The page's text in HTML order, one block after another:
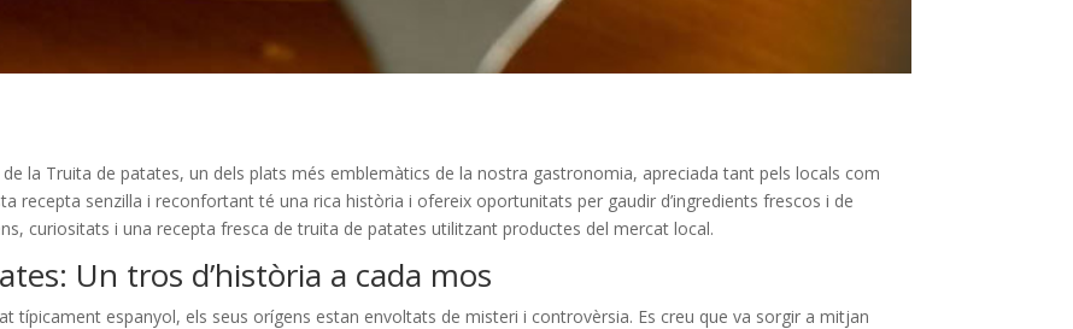
la Truita de patates, un dels plats més emblemàtics de la nostra gastronomia, apreciada tant pels locals com
recepta senzilla i reconfortant té una rica història i ofereix oportunitats per gaudir d’ingredients frescos i de
curiositats i una recepta fresca de truita de patates utilitzant productes del mercat local.
Un tros d’història a cada mos
típicament espanyol, els seus orígens estan envoltats de misteri i controvèrsia. Es creu que va sorgir a mitjan